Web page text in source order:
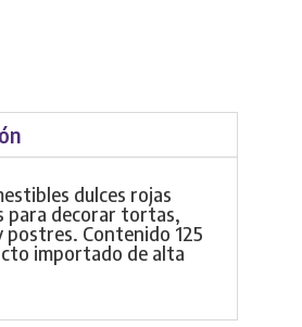
dulces rojas
para decorar tortas,
postres. Contenido 125
importado de alta